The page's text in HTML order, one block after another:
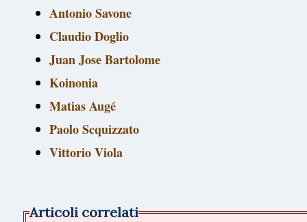
Antonio Savone
Claudio Doglio
Juan Jose Bartolome
Koinonia
Matias Augé
Paolo Scquizzato
Vittorio Viola
Articoli correlati